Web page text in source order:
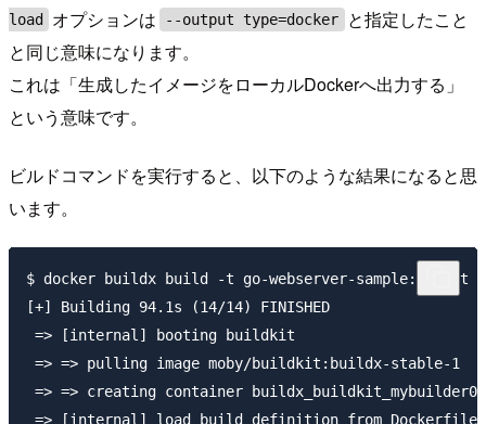
load
オプションは --output type=docker
と指定したこと
と同じ意味になります。
これは「生成したイメージをローカルDockerへ出力する」
という意味です。
ビルドコマンドを実行すると、以下のような結果になると思
います。
$ docker buildx build -t go-webserver-sample:latest
[+] Building 94.1s (14/14) FINISHED
=> [internal] booting buildkit
=> => pulling image moby/
=> => creating container
=> [internal] load build definition from